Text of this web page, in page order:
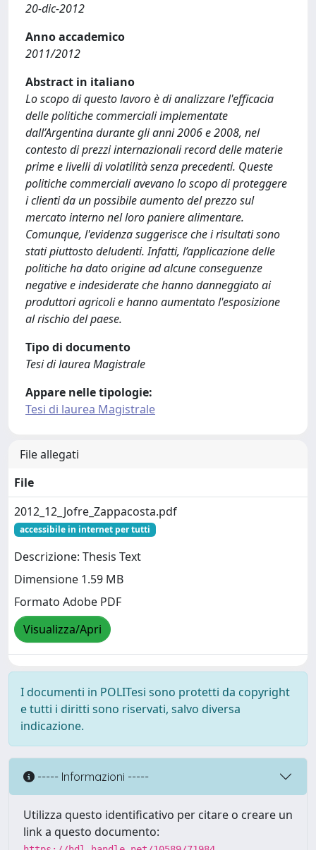
20-dic-2012
Anno accademico
2011/2012
Abstract in italiano
Lo scopo di questo lavoro è di analizzare l'efficacia
delle politiche commerciali implementate
dall’Argentina durante gli anni 2006 e 2008, nel
contesto di prezzi internazionali record delle materie
prime e livelli di volatilità senza precedenti. Queste
politiche commerciali avevano lo scopo di proteggere
i clienti da un possibile aumento del prezzo sul
mercato interno nel loro paniere alimentare.
Comunque, l'evidenza suggerisce che i risultati sono
stati piuttosto deludenti. Infatti, l’applicazione delle
politiche ha dato origine ad alcune conseguenze
negative e indesiderate che hanno danneggiato ai
produttori agricoli e hanno aumentato l'esposizione
al rischio del paese.
Tipo di documento
Tesi di laurea Magistrale
Appare nelle tipologie:
Tesi di laurea Magistrale
File allegati
File
2012_12_Jofre_Zappacosta.pdf
accessibile in internet per tutti
Descrizione: Thesis Text
Dimensione 1.59 MB
Formato Adobe PDF
Visualizza/Apri
I documenti in POLITesi sono protetti da copyright
e tutti i diritti sono riservati, salvo diversa
indicazione.
----- Informazioni -----
Utilizza questo identificativo per citare o creare un
link a questo documento: